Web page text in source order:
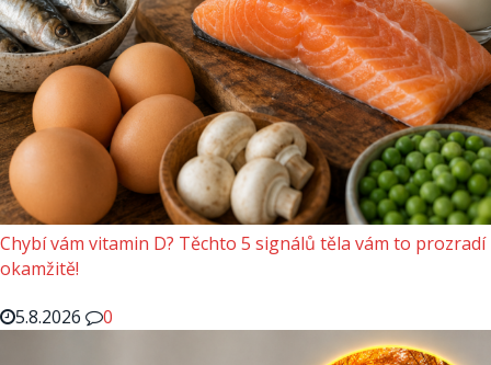
Chybí vám vitamin D? Těchto 5 signálů těla vám to prozradí
okamžitě!
5.8.2026
0